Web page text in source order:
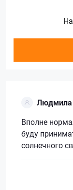
Людмила
Вполне
буду
солнечного